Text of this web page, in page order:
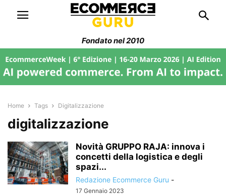
Fondato nel 2010
Home Tags Digitalizzazione
digitalizzazione
Novità GRUPPO RAJA: innova i
concetti della logistica e degli
spazi...
Redazione Ecommerce Guru -
17 Gennaio 2023